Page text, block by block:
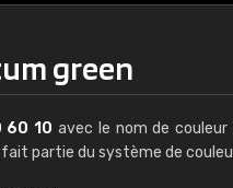
green
60 10 avec le nom de couleur
fait partie du système de